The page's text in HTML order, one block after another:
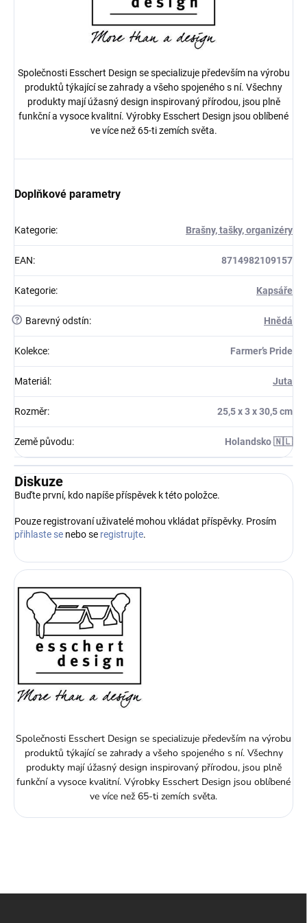
Společnosti Esschert Design se specializuje především na výrobu
produktů týkající se zahrady a všeho spojeného s ní. Všechny
produkty mají úžasný design inspirovaný přírodou, jsou plně
funkční a vysoce kvalitní. Výrobky Esschert Design jsou oblíbené
ve více než 65-ti zemích světa.
Doplňkové parametry
Kategorie: Brašny, tašky, organizéry
EAN: 8714982109157
Kategorie: Kapsáře
? Barevný odstín: Hnědá
Kolekce: Farmer’s Pride
Materiál: Juta
Rozměr: 25,5 x 3 x 30,5 cm
Země původu: Holandsko 🇳🇱
Diskuze
Buďte první, kdo napíše příspěvek k této položce.
Pouze registrovaní uživatelé mohou vkládat příspěvky. Prosím
přihlaste se nebo se registrujte.
Společnosti Esschert Design se specializuje především na výrobu
produktů týkající se zahrady a všeho spojeného s ní. Všechny
produkty mají úžasný design inspirovaný přírodou, jsou plně
funkční a vysoce kvalitní. Výrobky Esschert Design jsou oblíbené
ve více než 65-ti zemích světa.